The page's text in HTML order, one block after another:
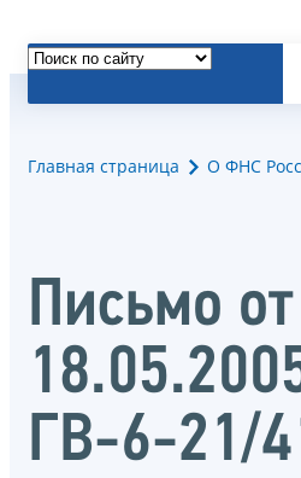
Главная страница О ФНС
Письмо от
ГВ-6-21/